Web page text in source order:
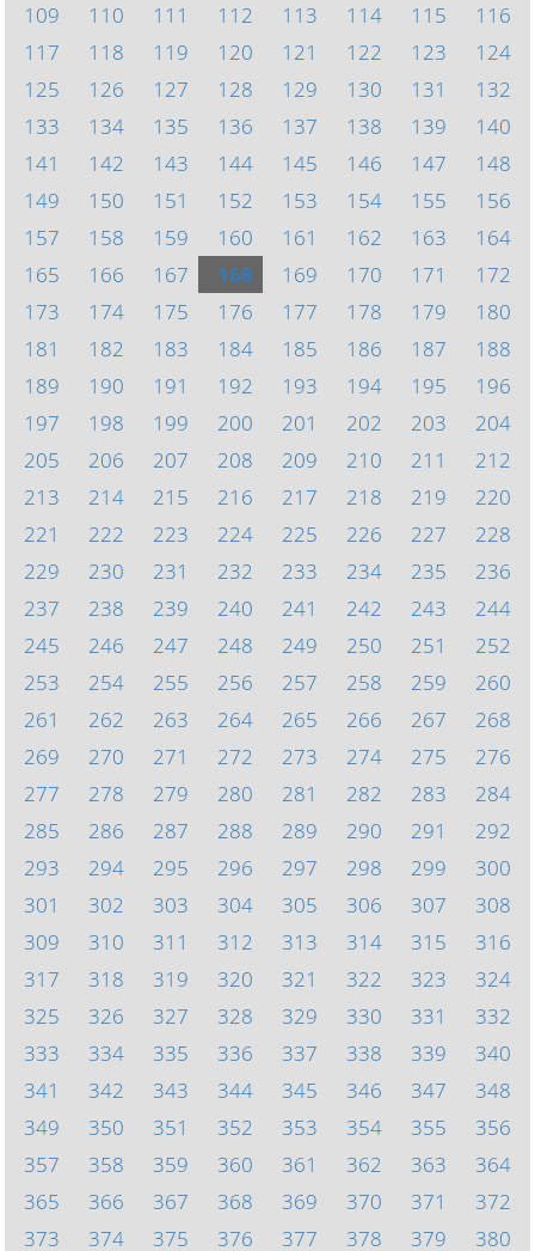
109
110 111 112 113 114 115
116
117
118 119 120 121 122 123
124
125
126 127 128 129 130 131
132
133
134 135 136 137 138 139
140
141
142 143 144 145 146 147
148
149
150 151 152 153 154 155
156
157
158 159 160 161 162 163
164
165
166 167 168 169 170 171
172
173
174 175 176 177 178 179
180
181
182 183 184 185 186 187
188
189
190 191 192 193 194 195
196
197
198 199 200 201 202 203
204
205
206 207 208 209 210 211
212
213
214 215 216 217 218 219
220
221
222 223 224 225 226 227
228
229
230 231 232 233 234 235
236
237
238 239 240 241 242 243
244
245
246 247 248 249 250 251
252
253
254 255 256 257 258 259
260
261
262 263 264 265 266 267
268
269
270 271 272 273 274 275
276
277
278 279 280 281 282 283
284
285
286 287 288 289 290 291
292
293
294 295 296 297 298 299
300
301
302 303 304 305 306 307
308
309
310 311 312 313 314 315
316
317
318 319 320 321 322 323
324
325
326 327 328 329 330 331
332
333
334 335 336 337 338 339
340
341
342 343 344 345 346 347
348
349
350 351 352 353 354 355
356
357
358 359 360 361 362 363
364
365
366 367 368 369 370 371
372
373
374 375 376 377 378 379 380